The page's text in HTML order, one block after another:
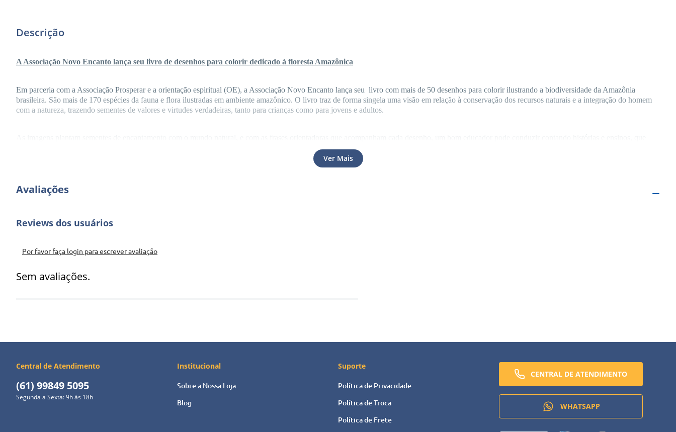
Descrição
A Associação Novo Encanto lança seu livro de desenhos para colorir dedicado à floresta Amazônica
Em parceria com a Associação Prosperar e a orientação espiritual (OE), a Associação Novo Encanto lança seu  livro com mais de 50 desenhos para colorir ilustrando a biodiversidade da Amazônia
brasileira. São mais de 170 espécies da fauna e flora ilustradas em ambiente amazônico. O livro traz de forma singela uma visão em relação à conservação dos recursos naturais e a integração do homem
com a natureza, trazendo sementes de valores e virtudes verdadeiras, tanto para crianças como para jovens e adultos.
poderão enriquecer cada desenho e ampliar a visão das crianças e jovens em relação a si mesmas, ao mundo e ao universo.
escolar de quatro anos. Conforme destaca a educadora Érica de Almeida Bentes Araújo, “normalmente a partir de quatro anos a criança começa a pintar dentro da linha dos desenhos, identificando as
figuras e respeitando o limite do contorno, pois já tem presente uma coordenação motora fina. Mas o livro pode ser utilizado por menores de quatro anos, em especial tendo a orientação e
Ver Mais
Avaliações
Por favor faça login para escrever avaliação
Sem avaliações.
Central de Atendimento
(61) 99849 5095
Segunda a Sexta: 9h às 18h
Institucional
Sobre a Nossa Loja
Blog
Suporte
Política de Privacidade
Política de Troca
Política de Frete
CENTRAL DE ATENDIMENTO
WHATSAPP